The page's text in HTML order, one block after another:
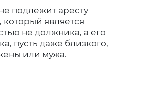
подлежит аресту
который является
не должника, а его
пусть даже близкого,
или мужа.